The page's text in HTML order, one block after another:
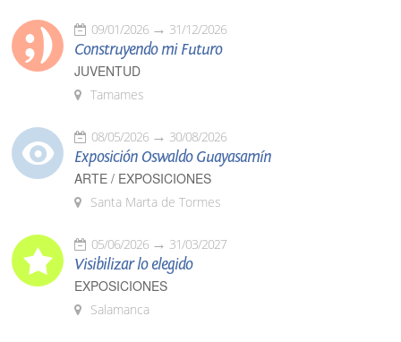
09/01/2026 31/12/2026
Construyendo mi Futuro
JUVENTUD
Tamames
08/05/2026 30/08/2026
Exposición Oswaldo Guayasamín
ARTE / EXPOSICIONES
Santa Marta de Tormes
05/06/2026 31/03/2027
Visibilizar lo elegido
EXPOSICIONES
Salamanca